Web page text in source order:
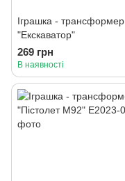
Іграшка - трансформер
"Екскаватор"
269 грн
В наявності